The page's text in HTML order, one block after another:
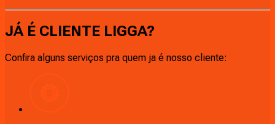
JÁ É CLIENTE LIGGA?
Confira alguns serviços pra quem ja é nosso cliente: